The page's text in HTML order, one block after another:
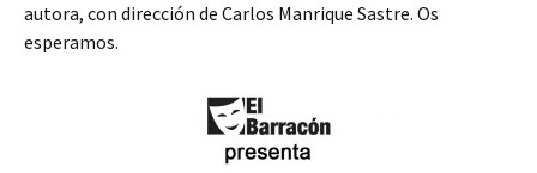
autora, con dirección de Carlos Manrique Sastre. Os
esperamos.